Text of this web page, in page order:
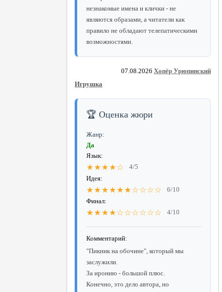
незнакомые имена и клички - не
являются образами, а читатели как
правило не обладают телепатическими
возможностями.
07.08.2026 Хопёр Урюпинский
Игрушка
🏆 Оценка жюри
Жанр:
Да
Язык:
★★★★☆
4/5
Идея:
★★★★★★☆☆☆☆
6/10
Финал:
★★★★☆☆☆☆☆☆ 4/10
Комментарий:
"Пикник на обочине", который мы
заслужили.
За иронию - большой плюс.
Конечно, это дело автора, но